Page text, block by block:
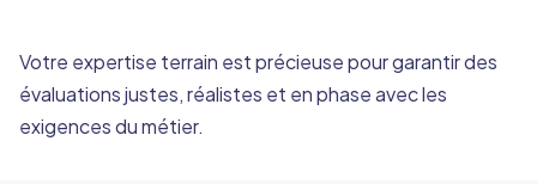
Votre expertise terrain est précieuse pour garantir des
évaluations justes, réalistes et en phase avec les
exigences du métier.